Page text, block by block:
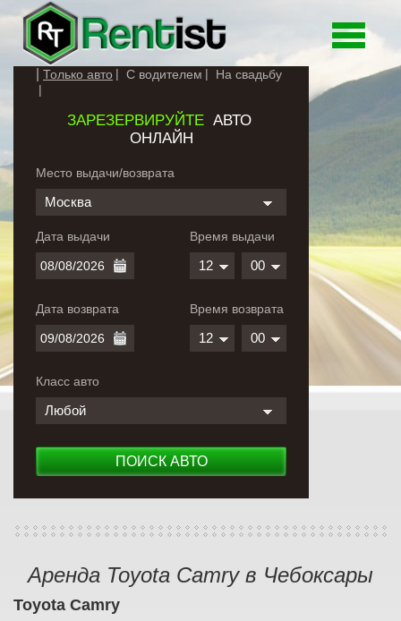
Toggle
Только авто С водителем На свадьбу
ЗАРЕЗЕРВИРУЙТЕАВТО
ОНЛАЙН
Место выдачи/возврата
Москва
Дата выдачи
Дата возврата
Время выдачи
12 00
Время возврата
12 00
Класс авто
Любой
ПОИСК АВТО
Аренда Toyota Camry в Чебоксары
Toyota Camry